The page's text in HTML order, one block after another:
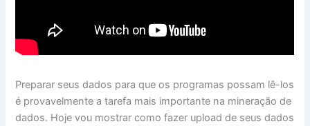
Preparar seus dados para que os programas possam lê-los
é provavelmente a tarefa mais importante na mineração de
dados. Hoje vou mostrar como fazer upload de seus dados